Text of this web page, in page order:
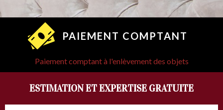
PAIEMENT COMPTANT
Paiement comptant à l'enlèvement des objets
ESTIMATION ET EXPERTISE GRATUITE